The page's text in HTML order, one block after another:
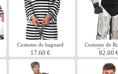
Costume de bagnard
17.60 €
Costume de
(Robo
82.00